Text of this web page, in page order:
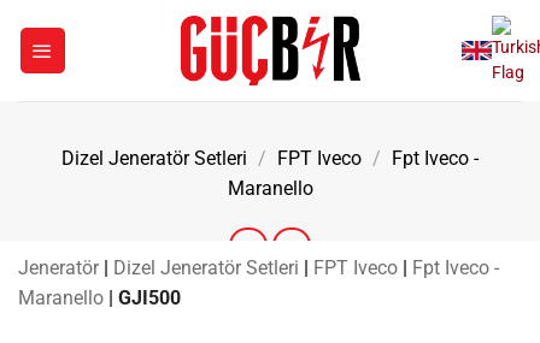
Dizel Jeneratör Setleri / FPT Iveco / Fpt Iveco -
Maranello
Jeneratör | Dizel Jeneratör Setleri | FPT Iveco | Fpt Iveco -
Maranello | GJI500